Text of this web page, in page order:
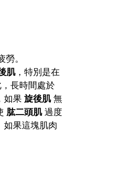
勞。
肌，特別是在
長時間處於
如果 旋後肌無
肱二頭肌過度
如果這塊肌肉